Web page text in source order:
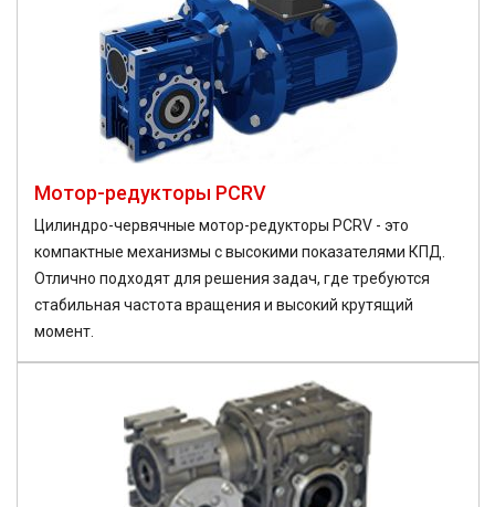
Мотор-редукторы PCRV
Цилиндро-червячные мотор-редукторы PCRV - это
компактные механизмы с высокими показателями КПД.
Отлично подходят для решения задач, где требуются
стабильная частота вращения и высокий крутящий
момент.